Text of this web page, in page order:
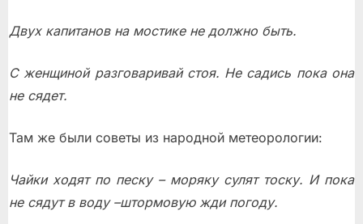
Двух капитанов на мостике не должно быть.
С женщиной разговаривай стоя. Не садись пока она
не сядет.
Там же были советы из народной метеорологии:
Чайки ходят по песку – моряку сулят тоску. И пока
не сядут в воду –штормовую жди погоду.